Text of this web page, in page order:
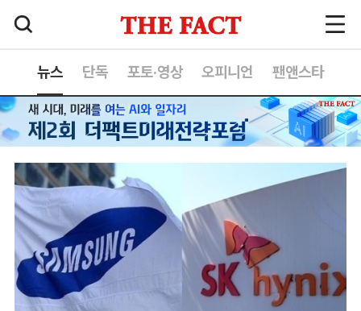
뉴스 단독 포토·영상 오피니언 팬앤스타